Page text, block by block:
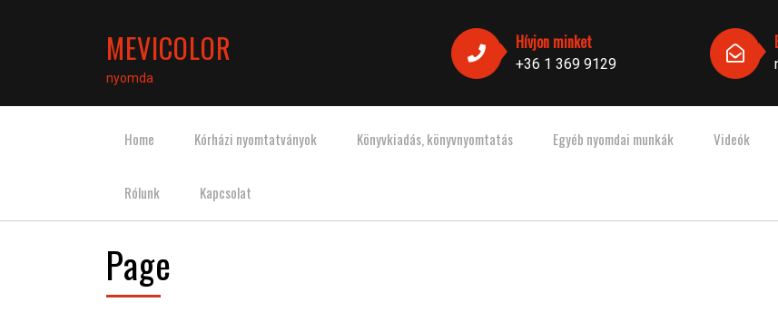
MEVICOLOR
nyomda
Hívjon minket
+36 1 369 9129
Home Kórházi nyomtatványok Könyvkiadás, könyvnyomtatás Egyéb nyomdai munkák Videók
Rólunk Kapcsolat
Page